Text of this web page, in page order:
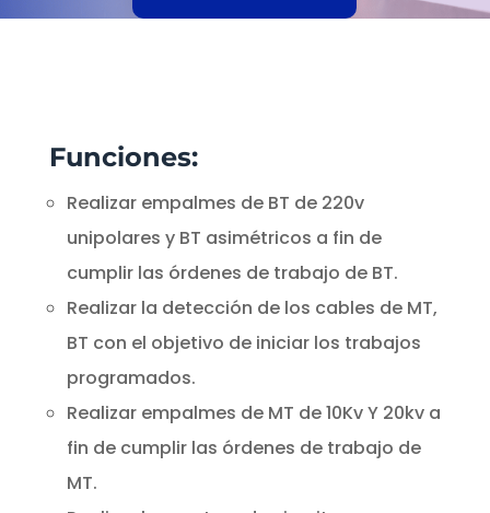
Funciones:
Realizar empalmes de BT de 220v
unipolares y BT asimétricos a fin de
cumplir las órdenes de trabajo de BT.
Realizar la detección de los cables de MT,
BT con el objetivo de iniciar los trabajos
programados.
Realizar empalmes de MT de 10Kv Y 20kv a
fin de cumplir las órdenes de trabajo de
MT.